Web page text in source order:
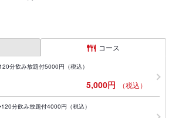
コース
分飲み放題付5000円（税込）
5,000円 （税込）
分飲み放題付4000円（税込）